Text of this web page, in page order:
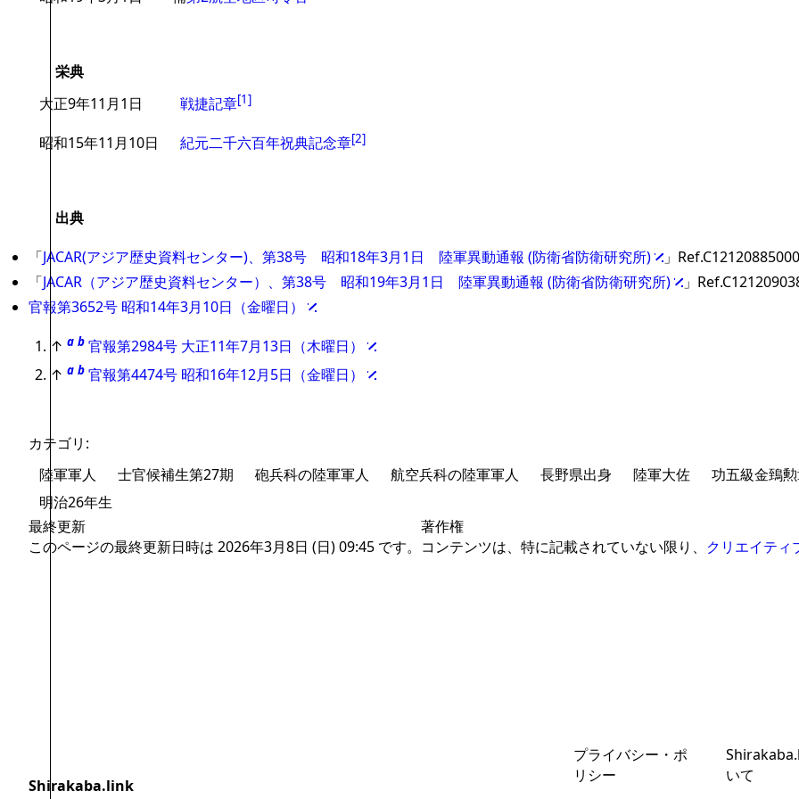
開されます。
栄典
大正9年11月1日
戦捷記章[1]
昭和15年11月10日 紀元二千六百年祝典記念章[2]
出典
「JACAR(アジア歴史資料センター)、第38号 昭和18年3月1日 陸軍異動通報 (防衛省防衛研究所)
」Ref.C12120885000
「JACAR（アジア歴史資料センター）、第38号 昭和19年3月1日 陸軍異動通報 (防衛省防衛研究所)
」
官報第3652号 昭和14年3月10日（金曜日）
↑ a b 官報第2984号 大正11年7月13日（木曜日）
↑ a b 官報第4474号 昭和16年12月5日（金曜日）
カテゴリ :
陸軍軍人
士官候補生第27期 砲兵科の陸軍軍人 航空兵科の陸軍軍人 長野県出身 陸軍大佐 功五級金鵄
明治26年生
最終更新
このページの最終更新日時は 2026年3月8日 (日) 09:45 です。
著作権
コンテンツは、特に記載されていない限り、 クリエイティ
Shirakaba.link
プライバシー・ポ
リシー
いて